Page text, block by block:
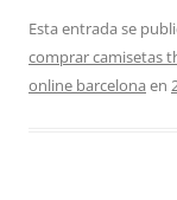
Esta entrada se
comprar camisetas
online barcelona en